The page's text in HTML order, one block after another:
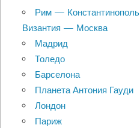
Рим — Константинополь
Византия — Москва
Мадрид
Толедо
Барселона
Планета Антония Гауди
Лондон
Париж